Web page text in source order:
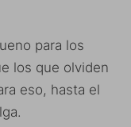
para los
los que olviden
eso, hasta el